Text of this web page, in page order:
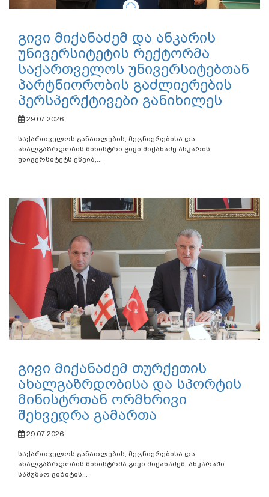
გივი მიქანაძემ და ანკარის
უნივერსიტეტის რექტორმა
საქართველოს უნივერსიტებთან
პარტნიორობის გაძლიერების
პერსპერქტივები განიხილეს
29.07.2026
საქართველოს განათლების, მეცნიერებისა და
ახალგაზრდობის მინისტრი გივი მიქანაძე ანკარის
უნივერსიტეტს ეწვია,...
გივი მიქანაძემ თურქეთის
ახალგაზრდობისა და სპორტის
მინისტრთან ორმხრივი
შეხვედრა გამართა
29.07.2026
საქართველოს განათლების, მეცნიერებისა და
ახალგაზრდობის მინისტრმა გივი მიქანაძემ, ანკარაში
სამუშაო ვიზიტის...